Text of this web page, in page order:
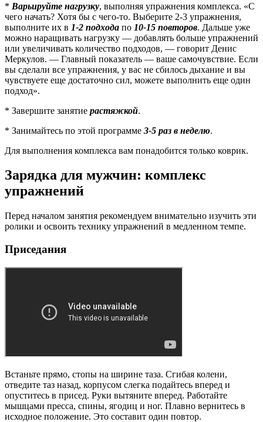
* Варьируйте нагрузку, выполняя упражнения комплекса. «С
чего начать? Хотя бы с чего-то. Выберите 2-3 упражнения,
выполните их в 1-2 подхода по 10-15 повторов. Дальше уже
можно наращивать нагрузку — добавлять больше упражнений
или увеличивать количество подходов, — говорит Денис
Меркулов. — Главный показатель — ваше самочувствие. Если
вы сделали все упражнения, у вас не сбилось дыхание и вы
чувствуете еще достаточно сил, можете выполнить еще один
подход».
* Завершите занятие растяжкой.
* Занимайтесь по этой программе 3-5 раз в неделю.
Для выполнения комплекса вам понадобится только коврик.
Зарядка для мужчин: комплекс
упражнений
Перед началом занятия рекомендуем внимательно изучить эти
ролики и освоить технику упражнений в медленном темпе.
Приседания
Встаньте прямо, стопы на ширине таза. Сгибая колени,
отведите таз назад, корпусом слегка подайтесь вперед и
опуститесь в присед. Руки вытяните вперед. Работайте
мышцами пресса, спины, ягодиц и ног. Плавно вернитесь в
исходное положение. Это составит один повтор.